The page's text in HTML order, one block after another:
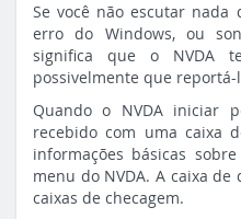
Se você não escutar nada
erro do Windows, ou
significa que o NVDA
possivelmente que reportá-
Quando o NVDA iniciar
recebido com uma caixa
informações básicas
menu do NVDA. A caixa
caixas de checagem.